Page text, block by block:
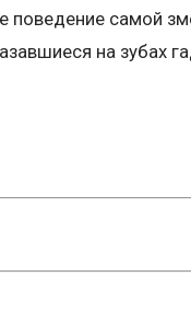
поведение самой
на зубах